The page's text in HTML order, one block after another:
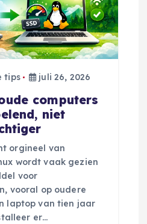
tips juli 26, 2026
computers
niet
orgineel van
wordt vaak gezien
voor
vooral op oudere
laptop van tien jaar
er…